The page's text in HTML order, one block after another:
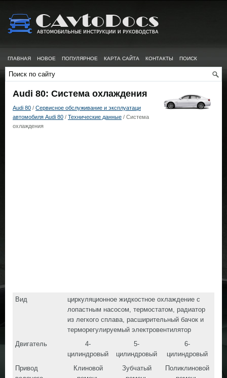
ГЛАВНАЯ НОВОЕ ПОПУЛЯРНОЕ КАРТА САЙТА КОНТАКТЫ ПОИСК
Audi 80: Система охлаждения
Audi 80 / Сервисное обслуживание и эксплуатаци
автомобиля Audi 80 / Технические данные / Система
охлаждения
Вид
циркуляционное жидкостное охлаждение с
лопастным насосом, термостатом, радиатор
из легкого сплава, расширительный бачок и
терморегулируемый электровентилятор
Двигатель
4-
цилиндровый
5-
цилиндровый
6-
цилиндровый
Привод
Клиновой
Зубчатый
Поликлиновой